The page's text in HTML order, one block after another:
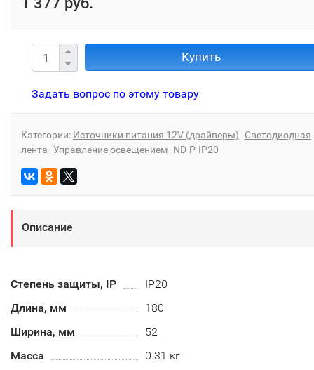
Купить
Задать вопрос по этому товару
Категории: Источники питания 12V (драйверы)
Светодиодная
лента Управление освещением ND-P-IP20
Описание
Степень защиты, IP
IP20
Длина, мм
180
Ширина, мм
52
Масса
0.31 кг